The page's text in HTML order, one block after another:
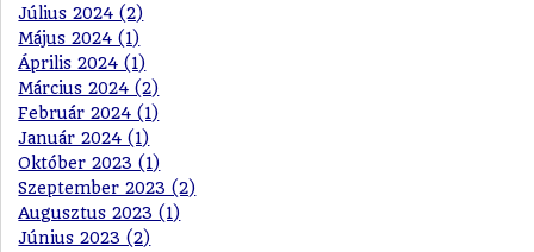
Július 2024 (2)
Május 2024 (1)
Április 2024 (1)
Március 2024 (2)
Február 2024 (1)
Január 2024 (1)
Október 2023 (1)
Szeptember 2023 (2)
Augusztus 2023 (1)
Június 2023 (2)